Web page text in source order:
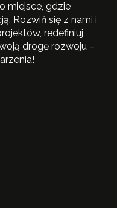
miejsce, gdzie
Rozwiń się z nami i
redefiniuj
drogę rozwoju –